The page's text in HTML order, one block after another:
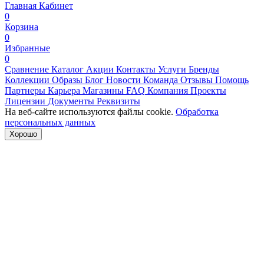
Главная Кабинет
0
Корзина
0
Избранные
0
Сравнение Каталог Акции Контакты Услуги Бренды
Коллекции Образы Блог Новости Команда Отзывы Помощь
Партнеры Карьера Магазины FAQ Компания Проекты
Лицензии Документы Реквизиты
На веб-сайте используются файлы cookie. Обработка
персональных данных
Хорошо